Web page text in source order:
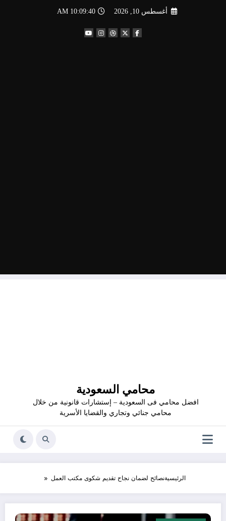
أغسطس 10, 2026 10:09:41 AM
محامي السعودية
افضل محامي فى السعودية – إستشارات قانونية من خلال
محامي جنائي وتجاري والقضايا الأسرية
الرئيسيةنصائح لضمان نجاح تقديم شكوى مكتب العمل